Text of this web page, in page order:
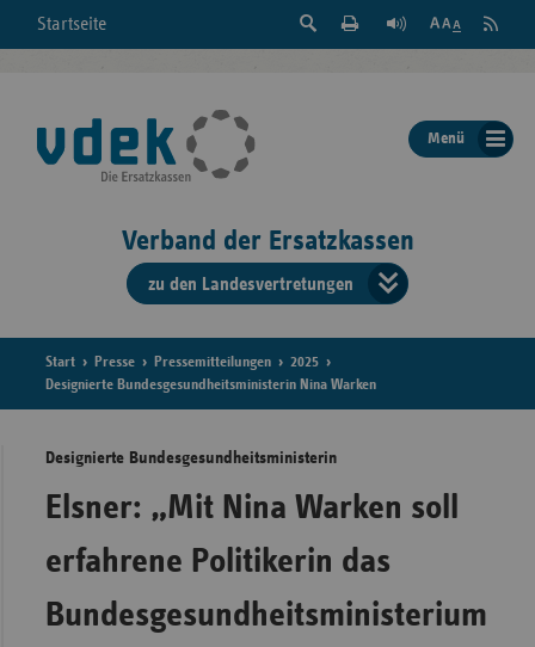
Startseite
Suche
der
Seite
Feed
Menü
Verband der Ersatzkassen
zu den Landesvertretungen
der
Bayern
Start Presse Pressemitteilungen
2025
Designierte Bundesgesundheitsministerin Nina Warken
Designierte Bundesgesundheitsministerin
Elsner: „Mit Nina Warken soll
erfahrene Politikerin das
Bundesgesundheitsministerium